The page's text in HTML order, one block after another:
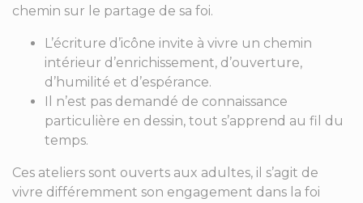
chemin sur le partage de sa foi.
L’écriture d’icône invite à vivre un chemin
intérieur d’enrichissement, d’ouverture,
d’humilité et d’espérance.
Il n’est pas demandé de connaissance
particulière en dessin, tout s’apprend au fil du
temps.
Ces ateliers sont ouverts aux adultes, il s’agit de
vivre différemment son engagement dans la foi